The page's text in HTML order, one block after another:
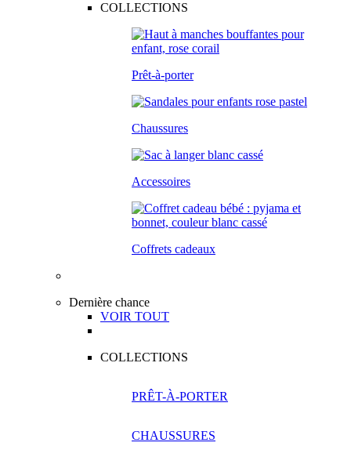
COLLECTIONS
Prêt-à-porter
Chaussures
Accessoires
Coffrets cadeaux
Dernière chance
VOIR TOUT
COLLECTIONS
PRÊT-À-PORTER
CHAUSSURES